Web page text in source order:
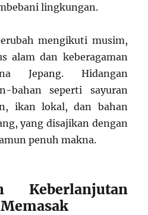
lingkungan.
mengikuti musim,
alam dan keberagaman
Jepang. Hidangan
bahan seperti sayuran
ikan lokal, dan bahan
yang disajikan dengan
penuh makna.
Keberlanjutan